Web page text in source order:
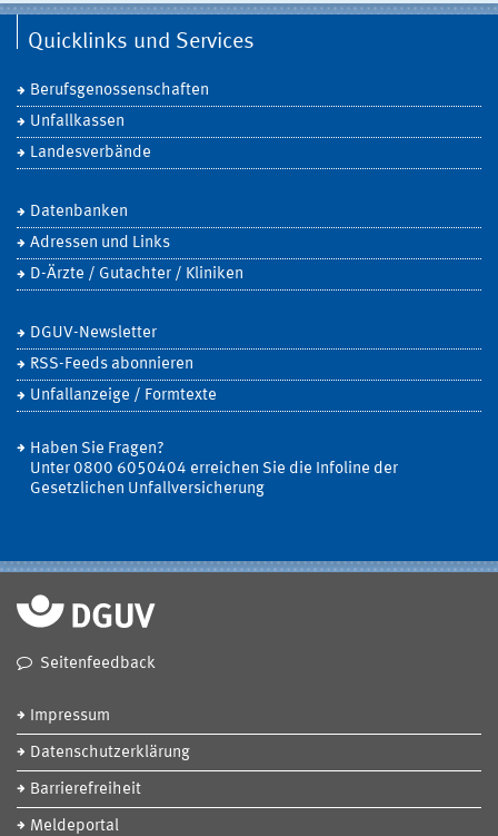
Quicklinks und Services
Berufsgenossenschaften
Unfallkassen
Landesverbände
Datenbanken
Adressen und Links
D-Ärzte / Gutachter / Kliniken
DGUV-Newsletter
RSS-Feeds abonnieren
Unfallanzeige / Formtexte
Haben Sie Fragen?
Unter 0800 6050404 erreichen Sie die Infoline der
Gesetzlichen Unfallversicherung
Seitenfeedback
Impressum
Datenschutzerklärung
Barrierefreiheit
Meldeportal